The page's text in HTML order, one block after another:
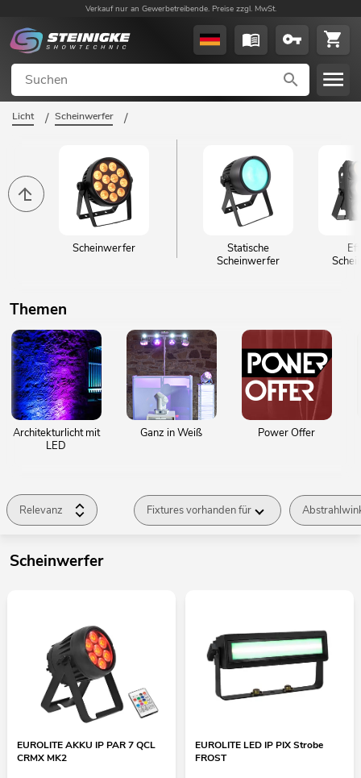
Verkauf nur an Gewerbetreibende. Preise zzgl. MwSt.
Licht / Scheinwerfer /
Scheinwerfer
Statische
Scheinwerfer
Themen
Architekturlicht mit
LED
Ganz in Weiß Power Offer
Relevanz Fixtures vorhanden für
Scheinwerfer
EUROLITE AKKU IP PAR 7 QCL
CRMX MK2
EUROLITE LED IP PIX Strobe
FROST